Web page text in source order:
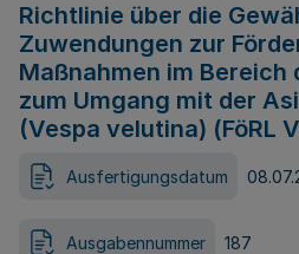
Richtlinie über die
Zuwendungen zur
Maßnahmen im
zum Umgang mit der
(Vespa velutina) (FöRL
Ausfertigungsdatum
Ausgabennummer 187